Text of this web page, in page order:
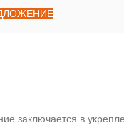
заключается в